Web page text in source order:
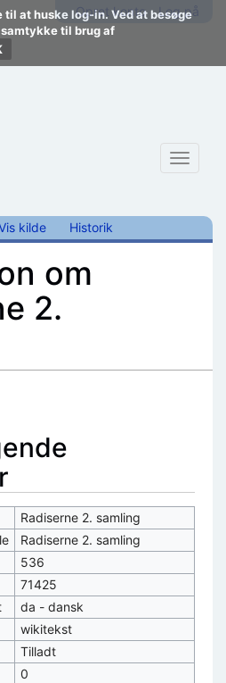
at huske log-in. Ved at besøge
til brug af
Opret konto Log på
Toggle
kilde Historik
om
2.
Radiserne 2. samling
Radiserne 2. samling
536
71425
da - dansk
wikitekst
Tilladt
0